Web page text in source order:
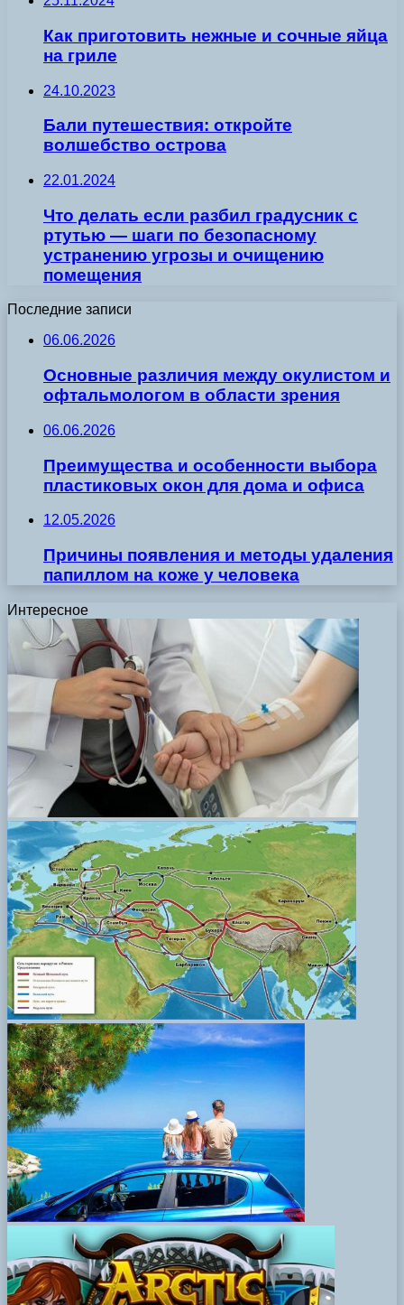
Как приготовить нежные и сочные яйца
на гриле
24.10.2023
Бали путешествия: откройте
волшебство острова
22.01.2024
Что делать если разбил градусник с
ртутью — шаги по безопасному
устранению угрозы и очищению
помещения
Последние записи
06.06.2026
Основные различия между окулистом и
офтальмологом в области зрения
06.06.2026
Преимущества и особенности выбора
пластиковых окон для дома и офиса
12.05.2026
Причины появления и методы удаления
папиллом на коже у человека
Интересное